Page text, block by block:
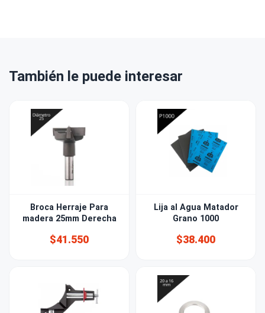
También le puede interesar
Broca Herraje Para
madera 25mm Derecha
$41.550
Lija al Agua Matador
Grano 1000
$38.400